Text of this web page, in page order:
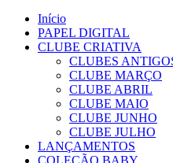
Início
PAPEL DIGITAL
CLUBE CRIATIVA
CLUBES
CLUBE MARÇO
CLUBE ABRIL
CLUBE MAIO
CLUBE JUNHO
CLUBE JULHO
LANÇAMENTOS